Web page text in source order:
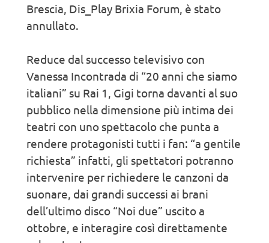
Brescia, Dis_Play Brixia Forum, è stato
annullato.
Reduce dal successo televisivo con
Vanessa Incontrada di “20 anni che siamo
italiani” su Rai 1, Gigi torna davanti al suo
pubblico nella dimensione più intima dei
teatri con uno spettacolo che punta a
rendere protagonisti tutti i fan: “a gentile
richiesta” infatti, gli spettatori potranno
intervenire per richiedere le canzoni da
suonare, dai grandi successi ai brani
dell’ultimo disco “Noi due” uscito a
ottobre, e interagire così direttamente